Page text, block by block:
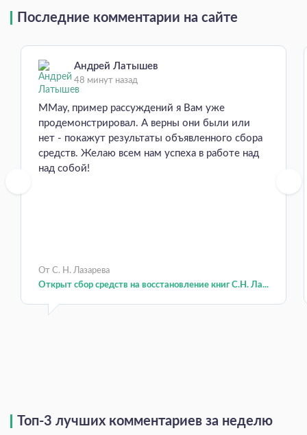
Последние комментарии на сайте
Андрей Латышев
48 минут назад
MMay, пример рассуждений я Вам уже
продемонстрировал. А верны они были или
нет - покажут результаты объявленного сбора
средств. Желаю всем нам успеха в работе над
над собой!
От С. Н. Лазарева
Открыт сбор средств на восстановление книг С.Н. Ла...
Топ-3 лучших комментариев за неделю